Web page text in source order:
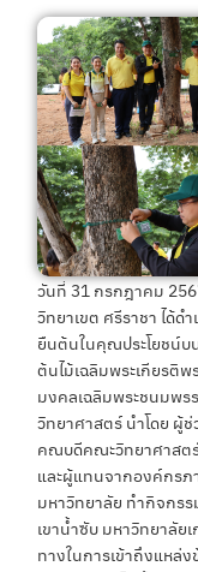
วันที่ 31 กรกฎาคม
วิทยาเขต ศรีราชา ได้
ยืนต้นในคุณประโยชน์บ
ต้นไม้เฉลิมพระเกียรติพ
มงคลเฉลิมพระชนมพ
วิทยาศาสตร์ นำโดย ผู้
คณบดีคณะวิทยาศาสต
และผู้แทนจากองค์กรภ
มหาวิทยาลัย ทำกิจกร
เขาน้ำซับ มหาวิทยาลัย
ทางในการเข้าถึงแหล่